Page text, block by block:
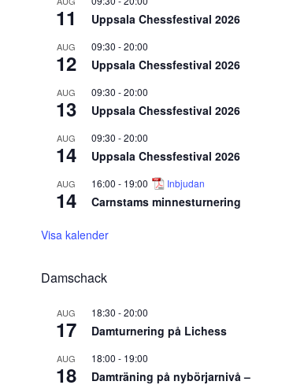
11 Uppsala Chessfestival 2026
AUG
12
09:30 -20:00
Uppsala Chessfestival 2026
AUG
13
09:30 -20:00
Uppsala Chessfestival 2026
AUG
14
09:30 -20:00
Uppsala Chessfestival 2026
AUG
14
16:00 - 19:00 Inbjudan
Carnstams minnesturnering
Visa kalender
Damschack
AUG
17
18:30 -20:00
Damturnering på Lichess
AUG
18
18:00 - 19:00
Damträning på nybörjarnivå –